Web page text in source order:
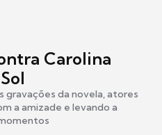
Carolina
gravações da novela, atores
a amizade e levando a